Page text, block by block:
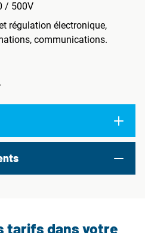
/ 500V
régulation électronique,
communications.
tarifs dans votre